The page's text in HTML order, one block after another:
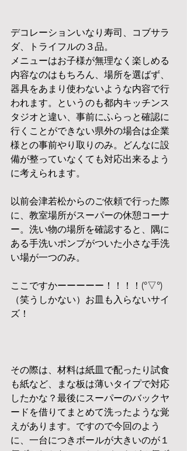
デコレーションいなり寿司、コブサラ
ダ、トライフルの３品。
メニューはお子様が無理なく楽しめる
内容なのはもちろん、場所を選ばず、
器具をあまり使わないような内容で行
われます。というのも都内キッチンス
タジオと違い、事前にふらっと確認に
行くことができない県外の場合は企業
様との事前やり取りのみ。どんなに設
備が整っていなくても対応出来るよう
に考えられます。
以前会津若松からのご依頼で行った際
に、教室場所がスーパーの休憩コーナ
ー。洗い物の場所を確認すると、隅に
ある手洗いポンプがついた小さな手洗
い場が一つのみ。
ここですかーーーーー！！！！(°▽°)
（笑うしかない）お皿も入らないサイ
ズ！
その際は、材料は紙皿で配ったり試食
も紙など、まな板は薄いタイプで対応
したかな？最後にスーパーのバックヤ
ードを借りてまとめて洗ったような覚
えがあります。ですので今回のよう
に、一台につきボールが大きいのが１